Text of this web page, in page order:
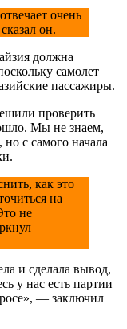
очень
он.
должна
самолет
пассажиры.
проверить
Мы не знаем,
с самого начала
как это
на
не
и сделала вывод,
у нас есть партии
— заключил